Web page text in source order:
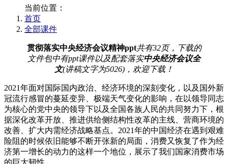
当前位置：
首页
全部课件
贯彻落实中央经济会议精神ppt共有32页，下载的
文件包中有ppt课件以及配套落实中央经济会议全
文(讲稿文字为5026)，欢迎下载！
2021年面对国际国内政治、经济环境的深刻变化，以及国外新
冠流行感冒的蔓延变异、极端天气变化的影响，在以领导同志
为核心的党中央的领导下以及全国各族人民的共同努力下，根
据深化改革开放、推进供给侧结构性改革的主线、营商环境的
改善、扩大内需经济战略基点。2021年的中国经济在遇到艰难
险阻的时候依旧能够不断开张新的局面，消费又恢复了作为经
济第一增长的动力的这样一个地位，展示了我们国家消费市场
的巨大韧性。